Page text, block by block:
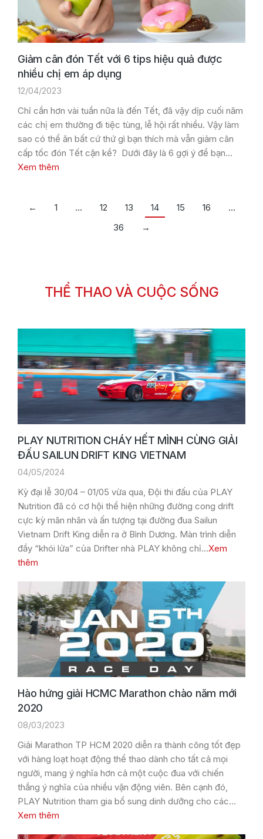
Giảm cân đón Tết với 6 tips hiệu quả được
nhiều chị em áp dụng
12/04/2023
Chỉ cần hơn vài tuần nữa là đến Tết, đã vậy dịp cuối năm
các chị em thường đi tiệc tùng, lễ hội rất nhiều. Vậy làm
sao có thể ăn bất cứ thứ gì bạn thích mà vẫn giảm cân
cấp tốc đón Tết cận kề? Dưới đây là 6 gợi ý để bạn…
Xem thêm
← 1 … 12 13 14 15 16
…
36
→
THỂ THAO VÀ CUỘC SỐNG
PLAY NUTRITION CHÁY HẾT MÌNH CÙNG GIẢI
ĐẤU SAILUN DRIFT KING VIETNAM
04/05/2024
Kỳ đại lễ 30/04 – 01/05 vừa qua, Đội thi đấu của PLAY
Nutrition đã có cơ hội thể hiện những đường cong drift
cực kỳ mãn nhãn và ấn tượng tại đường đua Sailun
Vietnam Drift King diễn ra ở Bình Dương. Màn trình diễn
đầy “khói lửa” của Drifter nhà PLAY không chỉ…Xem
thêm
Hào hứng giải HCMC Marathon chào năm mới
2020
08/03/2023
Giải Marathon TP HCM 2020 diễn ra thành công tốt đẹp
với hàng loạt hoạt động thể thao dành cho tất cả mọi
người, mang ý nghĩa hơn cả một cuộc đua với chiến
thắng ý nghĩa của nhiều vận động viên. Bên cạnh đó,
PLAY Nutrition tham gia bổ sung dinh dưỡng cho các…
Xem thêm